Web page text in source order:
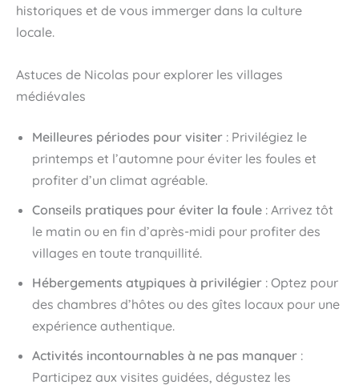
historiques et de vous immerger dans la culture
locale.
Astuces de Nicolas pour explorer les villages
médiévales
Meilleures périodes pour visiter : Privilégiez le
printemps et l’automne pour éviter les foules et
profiter d’un climat agréable.
Conseils pratiques pour éviter la foule : Arrivez tôt
le matin ou en fin d’après-midi pour profiter des
villages en toute tranquillité.
Hébergements atypiques à privilégier : Optez pour
des chambres d’hôtes ou des gîtes locaux pour une
expérience authentique.
Activités incontournables à ne pas manquer :
Participez aux visites guidées, dégustez les